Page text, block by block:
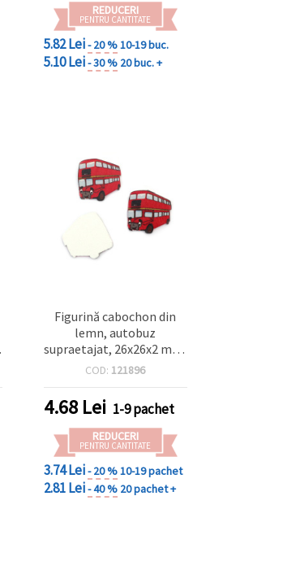
REDUCERI
PENTRU CANTITATE
5.82 Lei- 20 %10-19 buc.
5.10 Lei- 30 % 20 buc. +
Figurină cabochon din
lemn, autobuz
supraetajat, 26x26x2 mm,
roșu - set 10 bucăți
COD: 121896
4.68Lei 1-9 pachet
REDUCERI
PENTRU CANTITATE
3.74 Lei- 20 %10-19 pachet
2.81 Lei- 40 % 20 pachet +